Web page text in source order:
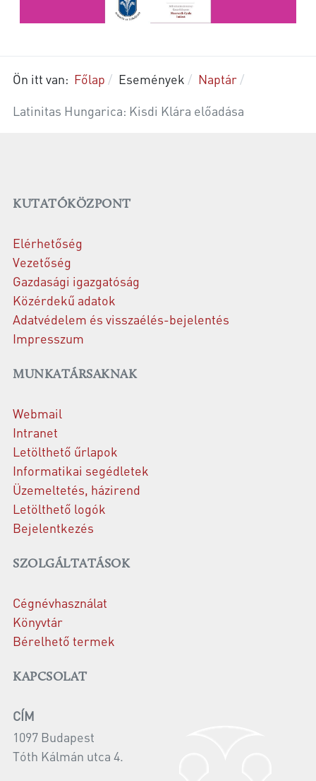
Ön itt van: Főlap Események
Naptár
Latinitas Hungarica: Kisdi Klára előadása
KUTATÓKÖZPONT
Elérhetőség
Vezetőség
Gazdasági igazgatóság
Közérdekű adatok
Adatvédelem és visszaélés-bejelentés
Impresszum
MUNKATÁRSAKNAK
Webmail
Intranet
Letölthető űrlapok
Informatikai segédletek
Üzemeltetés, házirend
Letölthető logók
Bejelentkezés
SZOLGÁLTATÁSOK
Cégnévhasználat
Könyvtár
Bérelhető termek
KAPCSOLAT
CÍM
1097 Budapest
Tóth Kálmán utca 4.